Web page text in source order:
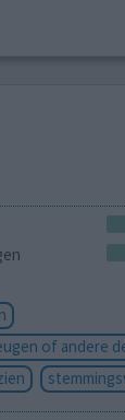
of andere